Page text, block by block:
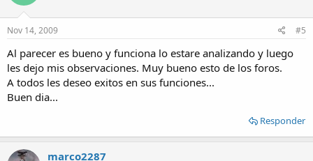
Nov 14, 2009 #5
Al parecer es bueno y funciona lo estare analizando y luego
les dejo mis observaciones. Muy bueno esto de los foros.
A todos les deseo exitos en sus funciones...
Buen dia...
Responder
marco2287